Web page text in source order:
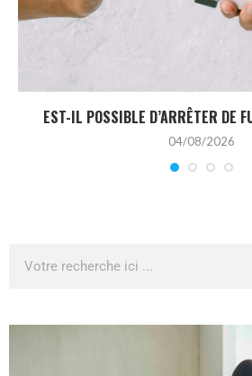
EST-IL POSSIBLE D’ARRÊTER DE
04/08/2026